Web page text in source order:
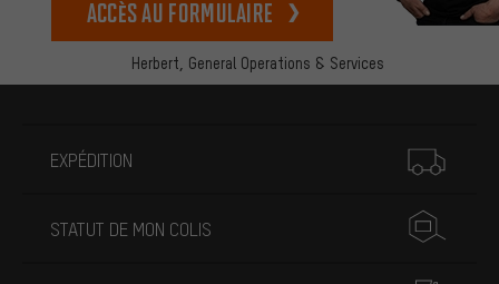
Herbert, General Operations & Services
Accès au formulaire
EXPÉDITION
STATUT DE MON COLIS